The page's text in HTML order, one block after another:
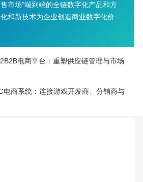
场”端到端的全链数字化产品和方
和新技术为企业创造商业数字化价
电商平台：重塑供应链管理与市场
电商系统：连接游戏开发商、分销商与